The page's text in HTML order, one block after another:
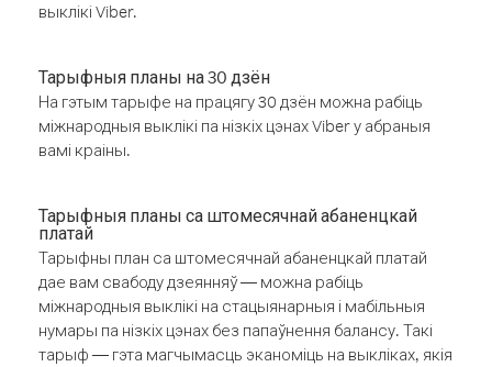
выклікі Viber.
Тарыфныя планы на 30 дзён
На гэтым тарыфе на працягу 30 дзён можна рабіць
міжнародныя выклікі па нізкіх цэнах Viber у абраныя
вамі краіны.
Тарыфныя планы са штомесячнай абаненцкай
платай
Тарыфны план са штомесячнай абаненцкай платай
дае вам свабоду дзеянняў — можна рабіць
міжнародныя выклікі на стацыянарныя і мабільныя
нумары па нізкіх цэнах без папаўнення балансу. Такі
тарыф — гэта магчымасць эканоміць на выкліках, якія